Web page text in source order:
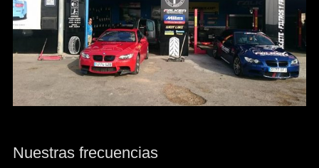
Nuestras frecuencias